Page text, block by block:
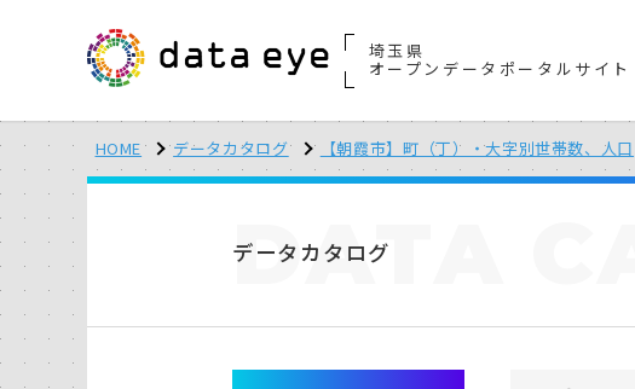
埼玉県
オープンデータポータルサイト
HOME データカタログ 【朝霞市】町（丁）・大字別世帯数、人口
データカタログ
DATA